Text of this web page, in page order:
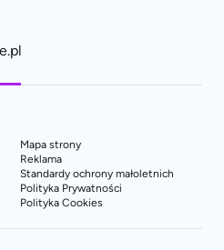
Mapa strony
Reklama
Standardy ochrony małoletnich
Polityka Prywatności
Polityka Cookies